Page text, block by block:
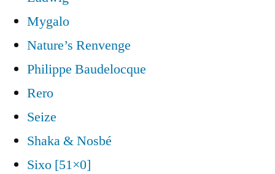
Mygalo
Nature’s Renvenge
Philippe Baudelocque
Rero
Seize
Shaka & Nosbé
Sixo [51×0]